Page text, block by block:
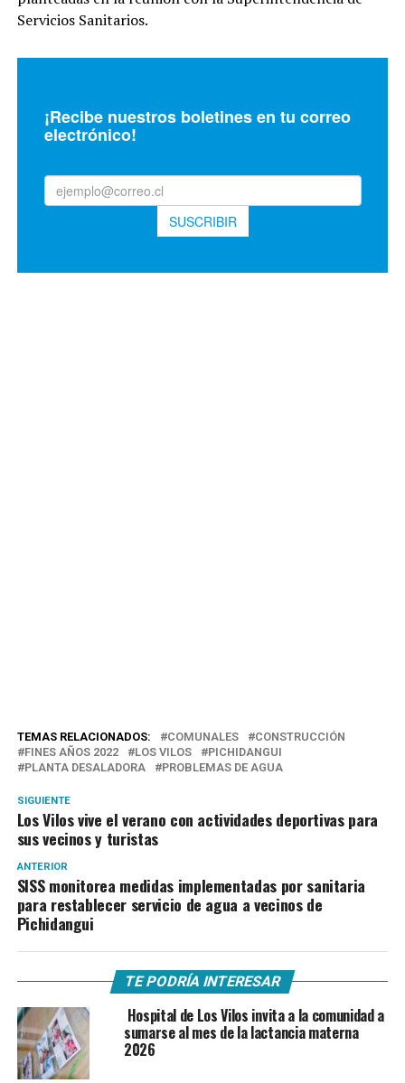
Servicios Sanitarios.
TEMAS RELACIONADOS: COMUNALES
CONSTRUCCIÓN
FINES AÑOS 2022
LOS VILOS
PICHIDANGUI
PLANTA DESALADORA
PROBLEMAS DE AGUA
SIGUIENTE
Los Vilos vive el verano con actividades deportivas para
sus vecinos y turistas
ANTERIOR
SISS monitorea medidas implementadas por sanitaria
para restablecer servicio de agua a vecinos de
Pichidangui
TE PODRÍA INTERESAR
Hospital de Los Vilos invita a la comunidad a
sumarse al mes de la lactancia materna
2026